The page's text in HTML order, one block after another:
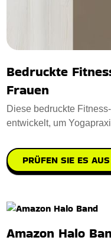
Bedruckte
Frauen
Diese bedruckte
entwickelt, um
PRÜFEN SIE ES AUS
Amazon Halo